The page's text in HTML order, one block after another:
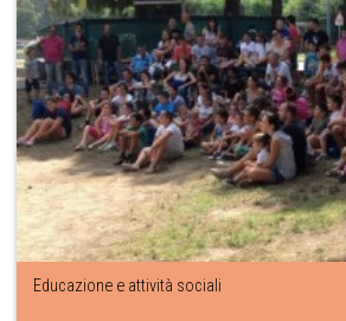
Educazione e attività sociali